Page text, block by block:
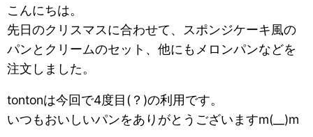
こんにちは。
先日のクリスマスに合わせて、スポンジケーキ風の
パンとクリームのセット、他にもメロンパンなどを
注文しました。
tontonは今回で4度目(？)の利用です。
いつもおいしいパンをありがとうございますm(__)m